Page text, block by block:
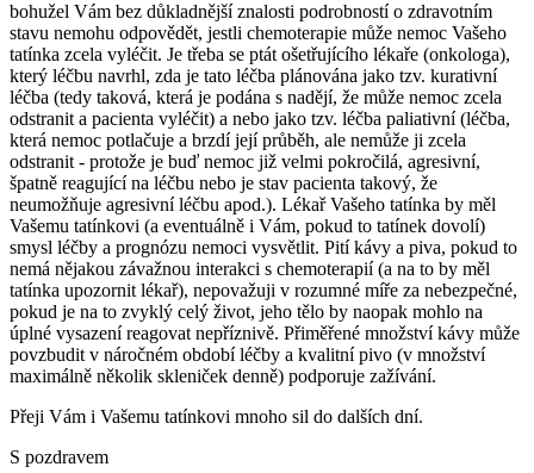
bohužel Vám bez důkladnější znalosti podrobností o zdravotním
stavu nemohu odpovědět, jestli chemoterapie může nemoc Vašeho
tatínka zcela vyléčit. Je třeba se ptát ošetřujícího lékaře (onkologa),
který léčbu navrhl, zda je tato léčba plánována jako tzv. kurativní
léčba (tedy taková, která je podána s nadějí, že může nemoc zcela
odstranit a pacienta vyléčit) a nebo jako tzv. léčba paliativní (léčba,
která nemoc potlačuje a brzdí její průběh, ale nemůže ji zcela
odstranit - protože je buď nemoc již velmi pokročilá, agresivní,
špatně reagující na léčbu nebo je stav pacienta takový, že
neumožňuje agresivní léčbu apod.). Lékař Vašeho tatínka by měl
Vašemu tatínkovi (a eventuálně i Vám, pokud to tatínek dovolí)
smysl léčby a prognózu nemoci vysvětlit. Pití kávy a piva, pokud to
nemá nějakou závažnou interakci s chemoterapií (a na to by měl
tatínka upozornit lékař), nepovažuji v rozumné míře za nebezpečné,
pokud je na to zvyklý celý život, jeho tělo by naopak mohlo na
úplné vysazení reagovat nepříznivě. Přiměřené množství kávy může
povzbudit v náročném období léčby a kvalitní pivo (v množství
maximálně několik skleniček denně) podporuje zažívání.
Přeji Vám i Vašemu tatínkovi mnoho sil do dalších dní.
S pozdravem